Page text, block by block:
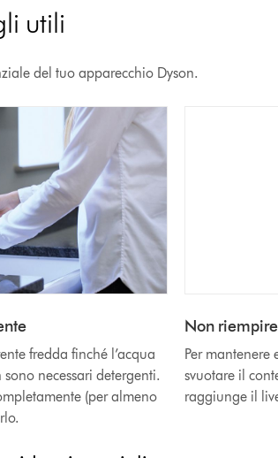
utili
del tuo apparecchio Dyson.
fredda finché l’acqua
necessari detergenti.
(per almeno
Non
Per
svuotare il
raggiunge il